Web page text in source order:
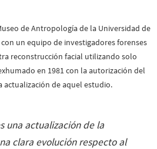
de Antropología de la Universidad de
un equipo de investigadores forenses
reconstrucción facial utilizando solo
en 1981 con la autorización del
actualización de aquel estudio.
una actualización de la
clara evolución respecto al